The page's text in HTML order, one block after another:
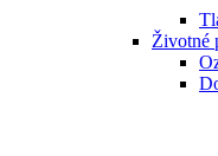
Životné